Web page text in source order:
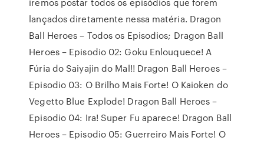
lançados diretamente nessa matéria. Dragon
Ball Heroes – Todos os Episodios; Dragon Ball
Heroes – Episodio 02: Goku Enlouquece! A
Fúria do Saiyajin do Mal!! Dragon Ball Heroes –
Episodio 03: O Brilho Mais Forte! O Kaioken do
Vegetto Blue Explode! Dragon Ball Heroes –
Episodio 04: Ira! Super Fu aparece! Dragon Ball
Heroes – Episodio 05: Guerreiro Mais Forte! O